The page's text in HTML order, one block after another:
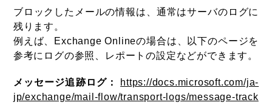
ブロックしたメールの情報は、通常はサーバのログに
残ります。
例えば、Exchange Onlineの場合は、以下のページを
参考にログの参照、レポートの設定などができます。
メッセージ追跡ログ：
https://docs.microsoft.com/ja-
jp/exchange/mail-flow/transport-logs/message-track